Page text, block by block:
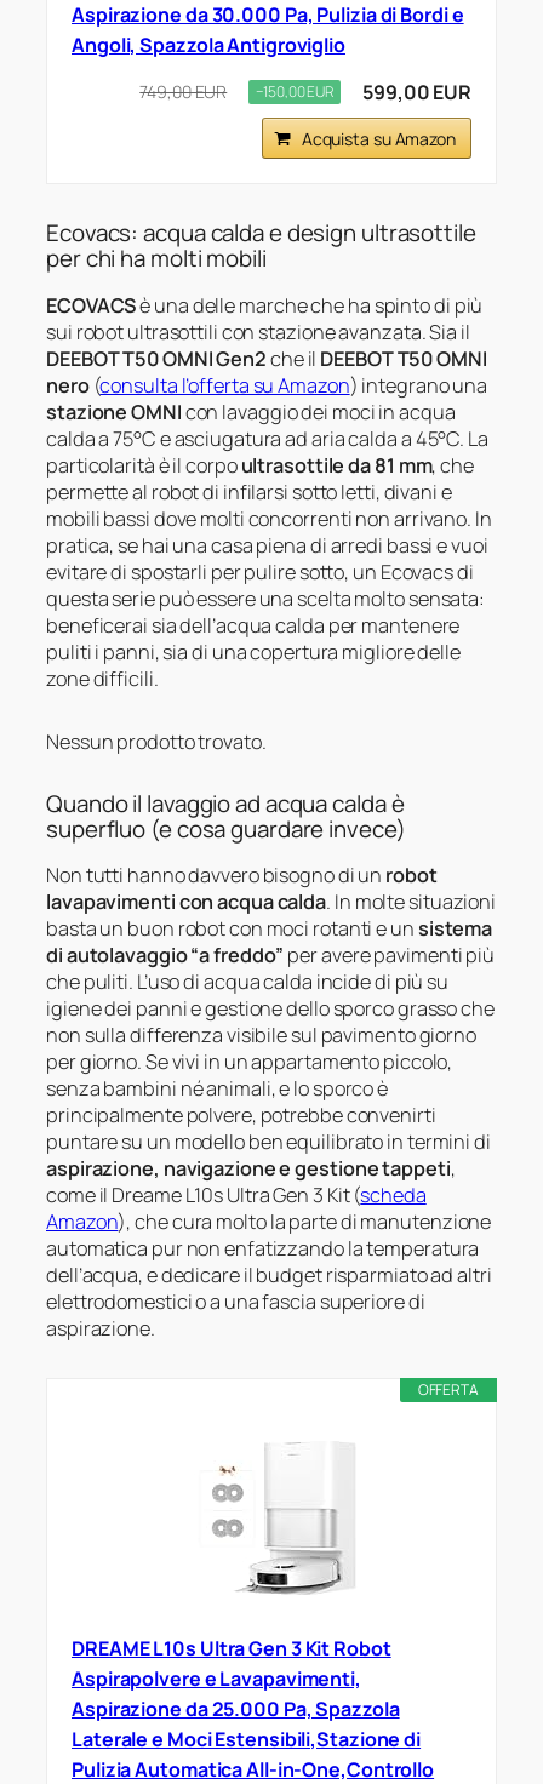
Aspirazione da 30.000 Pa, Pulizia di Bordi e
Angoli, Spazzola Antigroviglio
749,00 EUR −150,00 EUR 599,00 EUR
Acquista su Amazon
Ecovacs: acqua calda e design ultrasottile
per chi ha molti mobili
ECOVACSè una delle marche che ha spinto di più
sui robot ultrasottili con stazione avanzata. Sia il
DEEBOT T50 OMNI Gen2che il DEEBOT T50 OMNI
nero(consulta l’offerta su Amazon) integrano una
stazione OMNIcon lavaggio dei moci in acqua
calda a 75°C e asciugatura ad aria calda a 45°C. La
particolarità è il corpoultrasottile da 81 mm, che
permette al robot di infilarsi sotto letti, divani e
mobili bassi dove molti concorrenti non arrivano. In
pratica, se hai una casa piena di arredi bassi e vuoi
evitare di spostarli per pulire sotto, un Ecovacs di
questa serie può essere una scelta molto sensata:
beneficerai sia dell’acqua calda per mantenere
puliti i panni, sia di una copertura migliore delle
zone difficili.
Nessun prodotto trovato.
Quando il lavaggio ad acqua calda è
superfluo (e cosa guardare invece)
Non tutti hanno davvero bisogno di un robot
lavapavimenti con acqua calda. In molte situazioni
basta un buon robot con moci rotanti e unsistema
di autolavaggio “a freddo” per avere pavimenti più
che puliti. L’uso di acqua calda incide di più su
igiene dei panni e gestione dello sporco grasso che
non sulla differenza visibile sul pavimento giorno
per giorno. Se vivi in un appartamento piccolo,
senza bambini né animali, e lo sporco è
principalmente polvere, potrebbe convenirti
puntare su un modello ben equilibrato in termini di
aspirazione, navigazione e gestione tappeti,
come il Dreame L10s Ultra Gen 3 Kit (scheda
Amazon), che cura molto la parte di manutenzione
automatica pur non enfatizzando la temperatura
dell’acqua, e dedicare il budget risparmiato ad altri
elettrodomestici o a una fascia superiore di
aspirazione.
OFFERTA
DREAME L10s Ultra Gen 3 Kit Robot
Aspirapolvere e Lavapavimenti,
Aspirazione da 25.000 Pa, Spazzola
Laterale e Moci Estensibili,Stazione di
Pulizia Automatica All-in-One,Controllo